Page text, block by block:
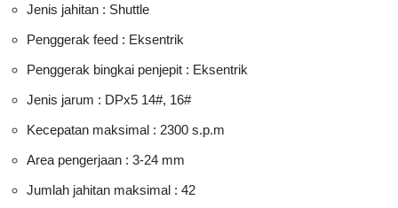
Jenis jahitan : Shuttle
Penggerak feed : Eksentrik
Penggerak bingkai penjepit : Eksentrik
Jenis jarum : DPx5 14#, 16#
Kecepatan maksimal : 2300 s.p.m
Area pengerjaan : 3-24 mm
Jumlah jahitan maksimal : 42